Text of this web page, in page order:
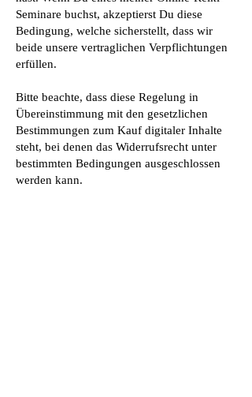
Seminare buchst, akzeptierst Du diese
Bedingung, welche sicherstellt, dass wir
beide unsere vertraglichen Verpflichtungen
erfüllen.
Bitte beachte, dass diese Regelung in
Übereinstimmung mit den gesetzlichen
Bestimmungen zum Kauf digitaler Inhalte
steht, bei denen das Widerrufsrecht unter
bestimmten Bedingungen ausgeschlossen
werden kann.